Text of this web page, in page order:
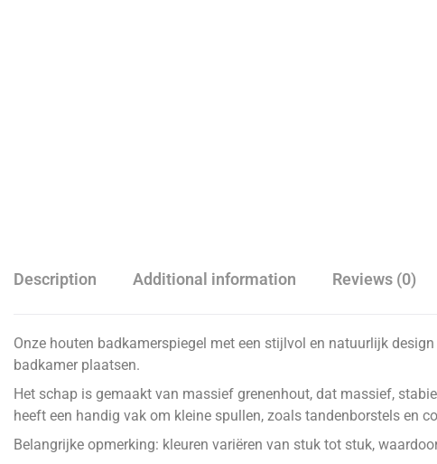
Description Additional information Reviews (0)
Onze houten badkamerspiegel met een stijlvol en natuurlijk
badkamer plaatsen.
Het schap is gemaakt van massief grenenhout, dat massief,
heeft een handig vak om kleine spullen, zoals tandenborstels en
Belangrijke opmerking: kleuren variëren van stuk tot stuk,